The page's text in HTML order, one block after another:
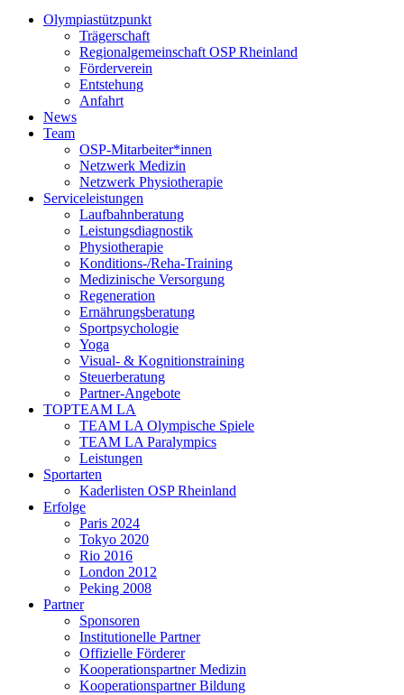
Olympiastützpunkt
Trägerschaft
Regionalgemeinschaft OSP Rheinland
Förderverein
Entstehung
Anfahrt
News
Team
OSP-Mitarbeiter*innen
Netzwerk Medizin
Netzwerk Physiotherapie
Serviceleistungen
Laufbahnberatung
Leistungsdiagnostik
Physiotherapie
Konditions-/Reha-Training
Medizinische Versorgung
Regeneration
Ernährungsberatung
Sportpsychologie
Yoga
Visual- & Kognitionstraining
Steuerberatung
Partner-Angebote
TOPTEAM LA
TEAM LA Olympische Spiele
TEAM LA Paralympics
Leistungen
Sportarten
Kaderlisten OSP Rheinland
Erfolge
Paris 2024
Tokyo 2020
Rio 2016
London 2012
Peking 2008
Partner
Sponsoren
Institutionelle Partner
Offizielle Förderer
Kooperationspartner Medizin
Kooperationspartner Bildung